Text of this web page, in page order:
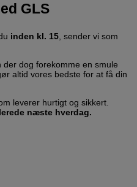
GLS
inden kl. 15 , sender vi som
dog forekomme en smule
altid vores bedste for at få din
leverer hurtigt og sikkert.
næste hverdag.